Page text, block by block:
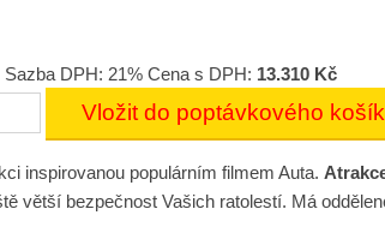
Sazba DPH: 21% Cena s DPH: 13.310 Kč
inspirovanou populárním filmem Auta.
větší bezpečnost Vašich ratolestí. Má